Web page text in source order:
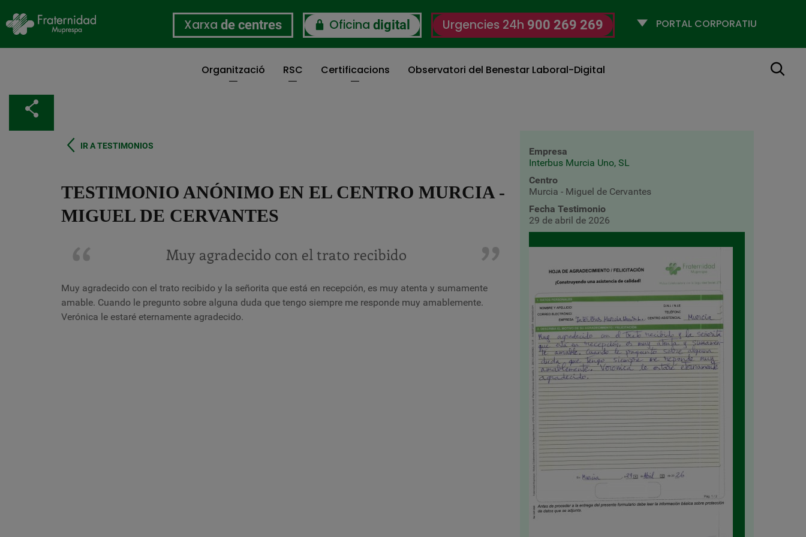
contingut
Xarxa de centres Oficina digital Urgencies 24h 900 269 269
Selecciona
Organització RSC Certificacions Observatori del Benestar Laboral-Digital Cerca
IR A TESTIMONIOS
TESTIMONIO ANÓNIMO EN EL CENTRO MURCIA -
MIGUEL DE CERVANTES
Muy agradecido con el trato recibido
Muy agradecido con el trato recibido y la señorita que está en recepción, es muy atenta y sumamente
amable. Cuando le pregunto sobre alguna duda que tengo siempre me responde muy amablemente.
Verónica le estaré eternamente agradecido.
Empresa
Interbus Murcia Uno, SL
Centro
Murcia - Miguel de Cervantes
Fecha Testimonio
29 de abril de 2026